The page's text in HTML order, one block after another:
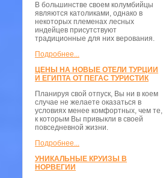
В большинстве своем колумбийцы
являются католиками, однако в
некоторых племенах лесных
индейцев присутствуют
традиционные для них верования.
Подробнее...
ЦЕНЫ НА НОВЫЕ ОТЕЛИ ТУРЦИИ
И ЕГИПТА ОТ ПЕГАС ТУРИСТИК
Планируя свой отпуск, Вы ни в коем
случае не желаете оказаться в
условиях менее комфортных, чем те,
к которым Вы привыкли в своей
повседневной жизни.
Подробнее...
УНИКАЛЬНЫЕ КРУИЗЫ В
НОРВЕГИИ